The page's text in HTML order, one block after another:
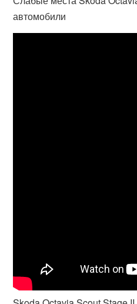
автомобили